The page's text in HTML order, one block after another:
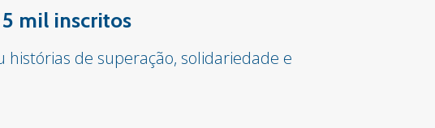
mil inscritos
de superação, solidariedade e